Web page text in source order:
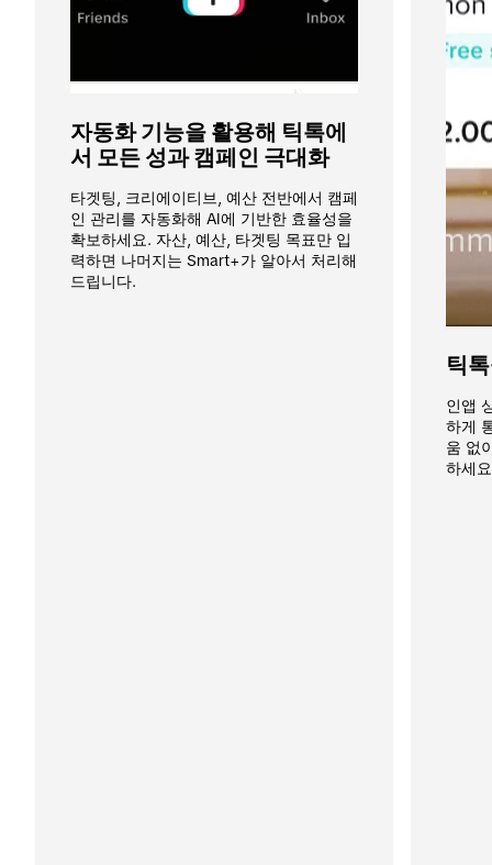
자동화 기능을 활용해 틱톡에
서 모든 성과 캠페인 극대화
타겟팅, 크리에이티브, 예산 전반에서 캠페
인 관리를 자동화해 AI에 기반한 효율성을
확보하세요. 자산, 예산, 타겟팅 목표만 입
력하면 나머지는 Smart+가 알아서 처리해
드립니다.
틱
인앱
하게
움 없
하세